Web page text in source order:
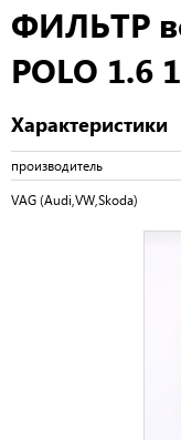
ФИЛЬТР
POLO 1.6
Характеристики
производитель
VAG (Audi,VW,Skoda)